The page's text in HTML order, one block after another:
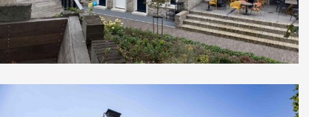
Nieuwbouw 8 appartementen
Nieuwegein